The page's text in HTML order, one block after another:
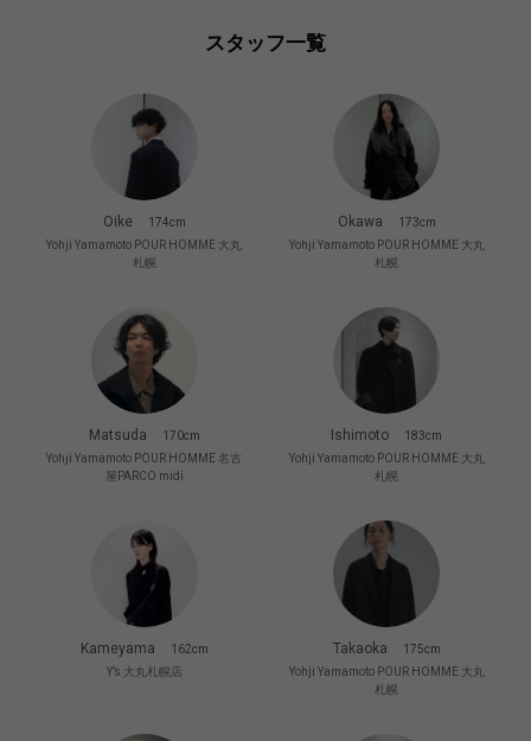
スタッフ一覧
Oike
174cm
Yohji Yamamoto POUR HOMME 大丸
札幌
Okawa
173cm
Yohji Yamamoto POUR HOMME 大丸
札幌
Matsuda
170cm
Yohji Yamamoto POUR HOMME 名古
屋PARCO midi
Ishimoto
183cm
Yohji Yamamoto POUR HOMME 大丸
札幌
Kameyama
162cm
Y’s 大丸札幌店
Takaoka
175cm
Yohji Yamamoto POUR HOMME 大丸
札幌